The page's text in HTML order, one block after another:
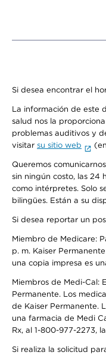
Si desea encontrar el
La información de este
salud nos la
problemas auditivos y
visitar su sitio web
Queremos
sin ningún costo, las 24
como intérpretes. Solo
bilingües. Están a su
Si desea reportar un
Miembro de Medicare:
p. m. Kaiser
una copia impresa es
Miembros de Medi-Cal:
Permanente. Los
de Kaiser Permanente.
una farmacia de Medi
Rx, al 1-800-977-2273,
Si realiza la solicitud